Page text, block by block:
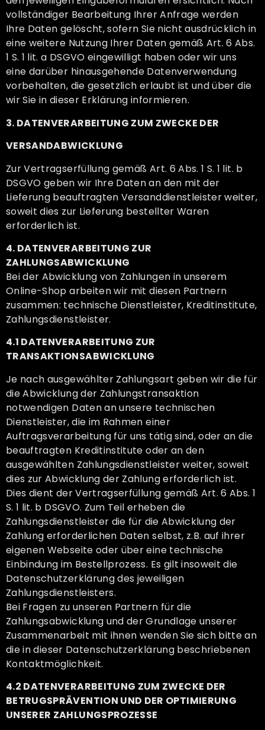
vollständiger Bearbeitung Ihrer Anfrage werden
Ihre Daten gelöscht, sofern Sie nicht ausdrücklich in
eine weitere Nutzung Ihrer Daten gemäß Art. 6 Abs.
1 S. 1 lit. a DSGVO eingewilligt haben oder wir uns
eine darüber hinausgehende Datenverwendung
vorbehalten, die gesetzlich erlaubt ist und über die
wir Sie in dieser Erklärung informieren.
3. DATENVERARBEITUNG ZUM ZWECKE DER
VERSANDABWICKLUNG
Zur Vertragserfüllung gemäß Art. 6 Abs. 1 S. 1 lit. b
DSGVO geben wir Ihre Daten an den mit der
Lieferung beauftragten Versanddienstleister weiter,
soweit dies zur Lieferung bestellter Waren
erforderlich ist.
4. DATENVERARBEITUNG ZUR
ZAHLUNGSABWICKLUNG
Bei der Abwicklung von Zahlungen in unserem
Online-Shop arbeiten wir mit diesen Partnern
zusammen: technische Dienstleister, Kreditinstitute,
Zahlungsdienstleister.
4.1 DATENVERARBEITUNG ZUR
TRANSAKTIONSABWICKLUNG
Je nach ausgewählter Zahlungsart geben wir die für
die Abwicklung der Zahlungstransaktion
notwendigen Daten an unsere technischen
Dienstleister, die im Rahmen einer
Auftragsverarbeitung für uns tätig sind, oder an die
beauftragten Kreditinstitute oder an den
ausgewählten Zahlungsdienstleister weiter, soweit
dies zur Abwicklung der Zahlung erforderlich ist.
Dies dient der Vertragserfüllung gemäß Art. 6 Abs. 1
S. 1 lit. b DSGVO. Zum Teil erheben die
Zahlungsdienstleister die für die Abwicklung der
Zahlung erforderlichen Daten selbst, z.B. auf ihrer
eigenen Webseite oder über eine technische
Einbindung im Bestellprozess. Es gilt insoweit die
Datenschutzerklärung des jeweiligen
Zahlungsdienstleisters.
Bei Fragen zu unseren Partnern für die
Zahlungsabwicklung und der Grundlage unserer
Zusammenarbeit mit ihnen wenden Sie sich bitte an
die in dieser Datenschutzerklärung beschriebenen
Kontaktmöglichkeit.
4.2 DATENVERARBEITUNG ZUM ZWECKE DER
BETRUGSPRÄVENTION UND DER OPTIMIERUNG
UNSERER ZAHLUNGSPROZESSE